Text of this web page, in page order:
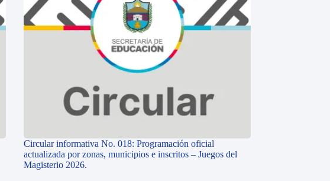
Circular informativa No. 018: Programación oficial
actualizada por zonas, municipios e inscritos – Juegos del
Magisterio 2026.